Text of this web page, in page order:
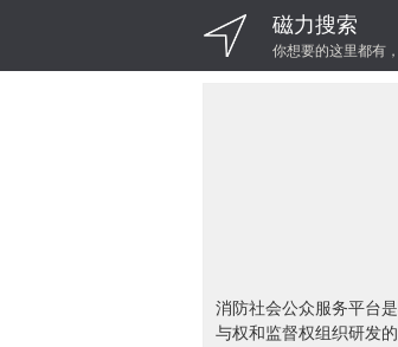
磁力搜索
你想要的这里都有
消防社会公众服务平台
与权和监督权组织研发